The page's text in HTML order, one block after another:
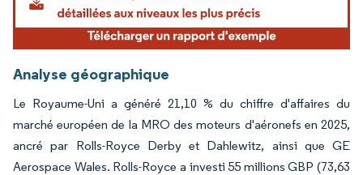
Analyse géographique
Le Royaume-Uni a généré 21,10 % du chiffre d'affaires du
marché européen de la MRO des moteurs d'aéronefs en 2025,
ancré par Rolls-Royce Derby et Dahlewitz, ainsi que GE
Aerospace Wales. Rolls-Royce a investi 55 millions GBP (73,63